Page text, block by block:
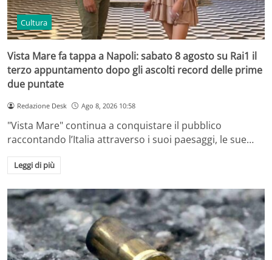
Cultura
Vista Mare fa tappa a Napoli: sabato 8 agosto su Rai1 il
terzo appuntamento dopo gli ascolti record delle prime
due puntate
Redazione Desk Ago 8, 2026 10:58
"Vista Mare" continua a conquistare il pubblico
raccontando l’Italia attraverso i suoi paesaggi, le sue…
Leggi di più